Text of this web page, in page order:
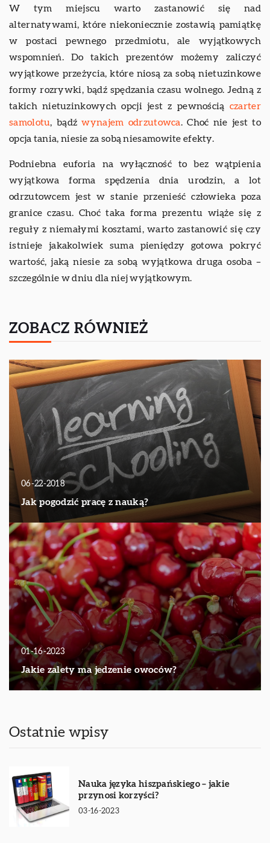
W tym miejscu warto zastanowić się nad
alternatywami, które niekoniecznie zostawią pamiątkę
w postaci pewnego przedmiotu, ale wyjątkowych
wspomnień. Do takich prezentów możemy zaliczyć
wyjątkowe przeżycia, które niosą za sobą nietuzinkowe
formy rozrywki, bądź spędzania czasu wolnego. Jedną z
takich nietuzinkowych opcji jest z pewnością czarter
samolotu, bądźwynajem odrzutowca. Choć nie jest to
opcja tania, niesie za sobą niesamowite efekty.
Podniebna euforia na wyłączność to bez wątpienia
wyjątkowa forma spędzenia dnia urodzin, a lot
odrzutowcem jest w stanie przenieść człowieka poza
granice czasu. Choć taka forma prezentu wiąże się z
reguły z niemałymi kosztami, warto zastanowić się czy
istnieje jakakolwiek suma pieniędzy gotowa pokryć
wartość, jaką niesie za sobą wyjątkowa druga osoba –
szczególnie w dniu dla niej wyjątkowym.
ZOBACZ RÓWNIEŻ
06-22-2018
Jak pogodzić pracę z nauką?
01-16-2023
Jakie zalety ma jedzenie owoców?
Ostatnie wpisy
Nauka języka hiszpańskiego – jakie
przynosi korzyści?
03-16-2023